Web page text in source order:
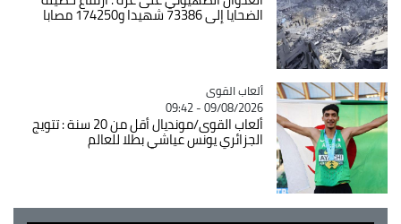
الضحايا إلى 73386 شهيدا و174250 مصابا
Catégorie
ألعاب القوى
09/08/2026 - 09:42
ألعاب القوى/مونديال أقل من 20 سنة : تتويج
الجزائري يونس عياشي بطلا للعالم